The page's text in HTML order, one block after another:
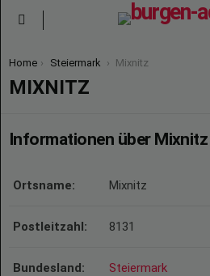
You are here:
Home Steiermark Mixnitz
MIXNITZ
Informationen über Mixnitz
Ortsname: Mixnitz
Postleitzahl: 8131
Bundesland: Steiermark